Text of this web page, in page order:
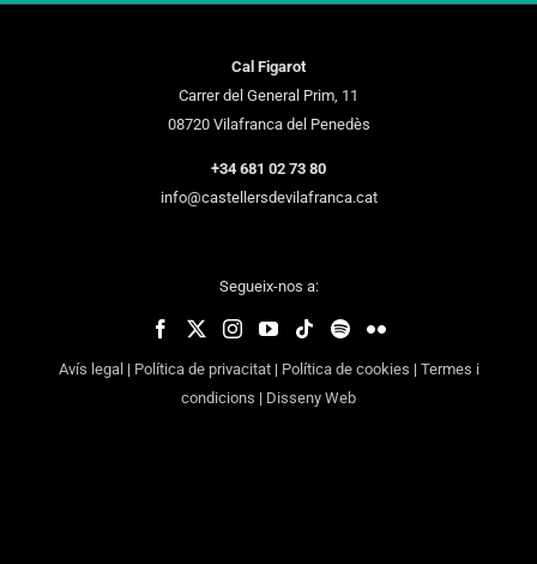
Cal Figarot
Carrer del General Prim, 11
08720 Vilafranca del Penedès
+34 681 02 73 80
info@castellersdevilafranca.cat
Segueix-nos a:
Avís legal | Política de privacitat| Política de cookies | Termes i
condicions | Disseny Web